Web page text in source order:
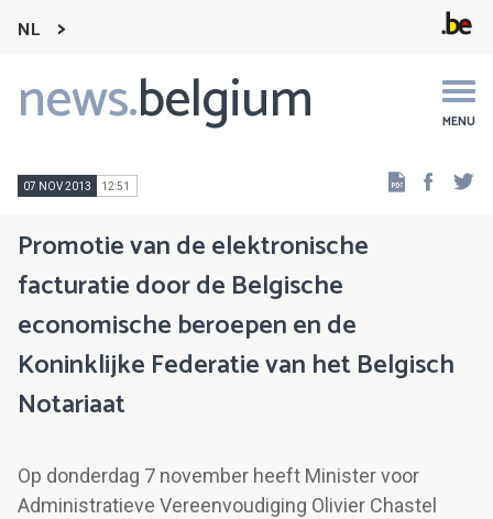
NL
news.belgium MENU
Main
navigation
07 NOV 2013 12:51
Promotie van de elektronische
facturatie door de Belgische
economische beroepen en de
Koninklijke Federatie van het Belgisch
Notariaat
Op donderdag 7 november heeft Minister voor
Administratieve Vereenvoudiging Olivier Chastel